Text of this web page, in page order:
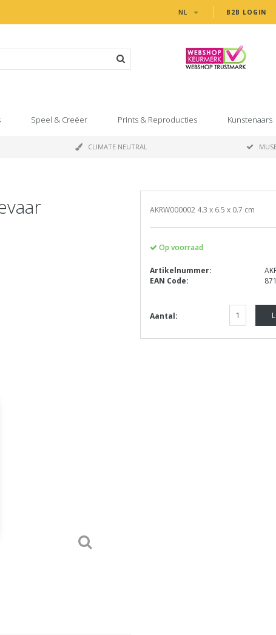
B2B LOGIN
NL
Speel & Creëer Prints & Reproducties Kunstenaars
CLIMATE NEUTRAL
AKRW000002 4.3 x 6.5 x 0.7 cm
Op voorraad
Artikelnummer:
EAN Code:
Aantal: